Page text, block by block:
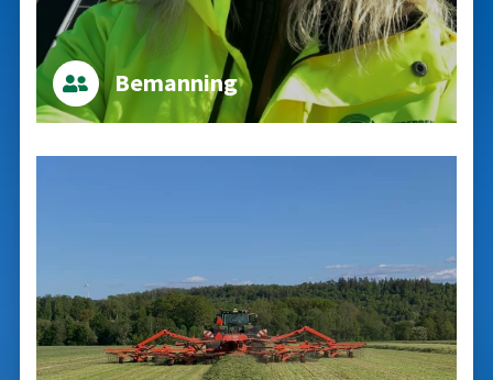
Bemanning